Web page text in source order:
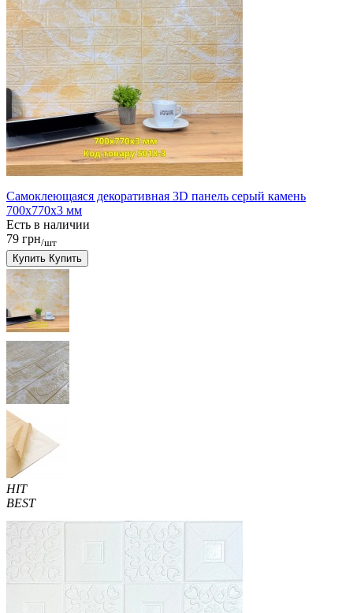
Самоклеющаяся декоративная 3D панель серый камень
700x770x3 мм
Есть в наличии
79 грн/шт
Купить Купить
HIT
BEST